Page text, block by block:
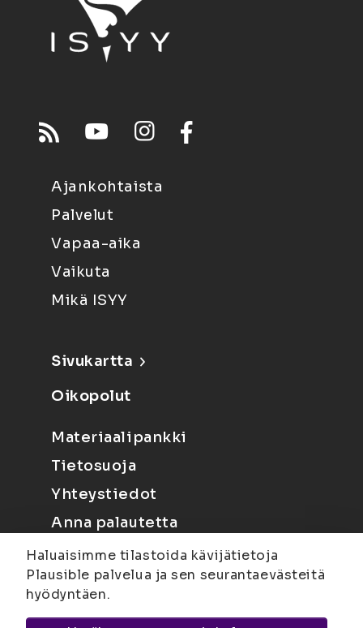
Ajankohtaista
Palvelut
Vapaa-aika
Vaikuta
Mikä ISYY
Sivukartta
Oikopolut
Materiaalipankki
Tietosuoja
Yhteystiedot
Anna palautetta
Haluaisimme tilastoida kävijätietoja
Plausible palvelua ja sen seurantaevästeitä
hyödyntäen.